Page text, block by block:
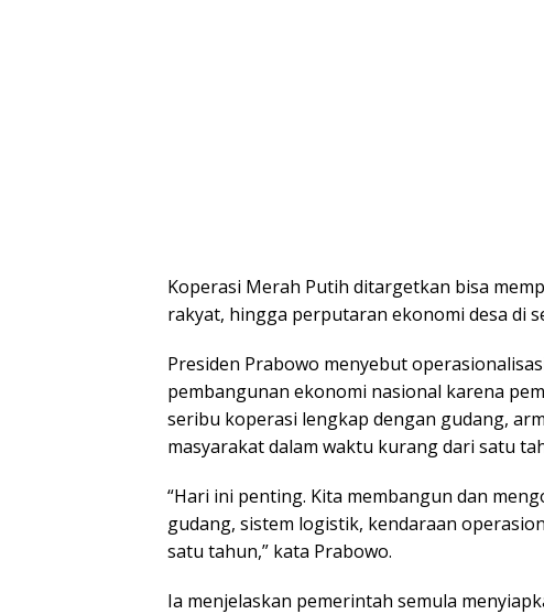
Koperasi Merah Putih ditargetkan bisa
rakyat, hingga perputaran ekonomi desa di
Presiden Prabowo menyebut
pembangunan ekonomi nasional karena
seribu koperasi lengkap dengan gudang,
masyarakat dalam waktu kurang dari satu
“Hari ini penting. Kita membangun dan
gudang, sistem logistik, kendaraan
satu tahun,” kata Prabowo.
Ia menjelaskan pemerintah semula